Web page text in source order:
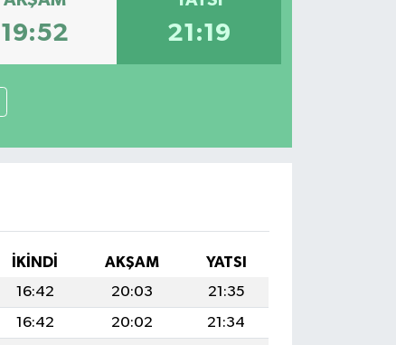
19:52 21:19
İKINDI AKŞAM
YATSI
16:42 20:03
21:35
16:42 20:02
21:34